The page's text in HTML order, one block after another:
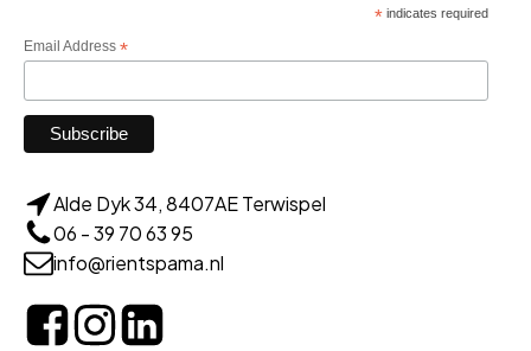
*indicates required
Email Address *
Alde Dyk 34, 8407AE Terwispel
06 - 39 70 63 95
info@rientspama.nl